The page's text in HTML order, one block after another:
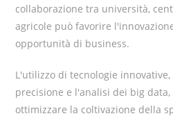
collaborazione tra università,
agricole può favorire
opportunità di business.
L'utilizzo di tecnologie
precisione e l'analisi dei big
ottimizzare la coltivazione della